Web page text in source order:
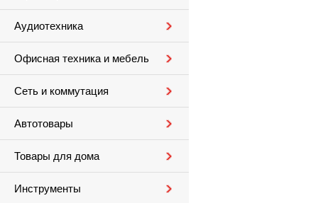
Аудиотехника
Офисная техника и мебель
Сеть и коммутация
Автотовары
Товары для дома
Инструменты